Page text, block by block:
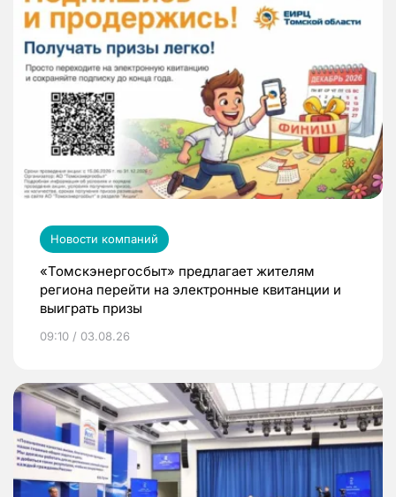
Новости компаний
«Томскэнергосбыт» предлагает жителям
региона перейти на электронные квитанции и
выиграть призы
09:10 / 03.08.26